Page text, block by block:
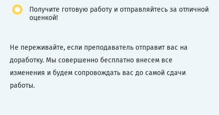
Получите готовую работу и отправляйтесь за отличной
оценкой!
Не переживайте, если преподаватель отправит вас на
доработку. Мы совершенно бесплатно внесем все
изменения и будем сопровождать вас до самой сдачи
работы.